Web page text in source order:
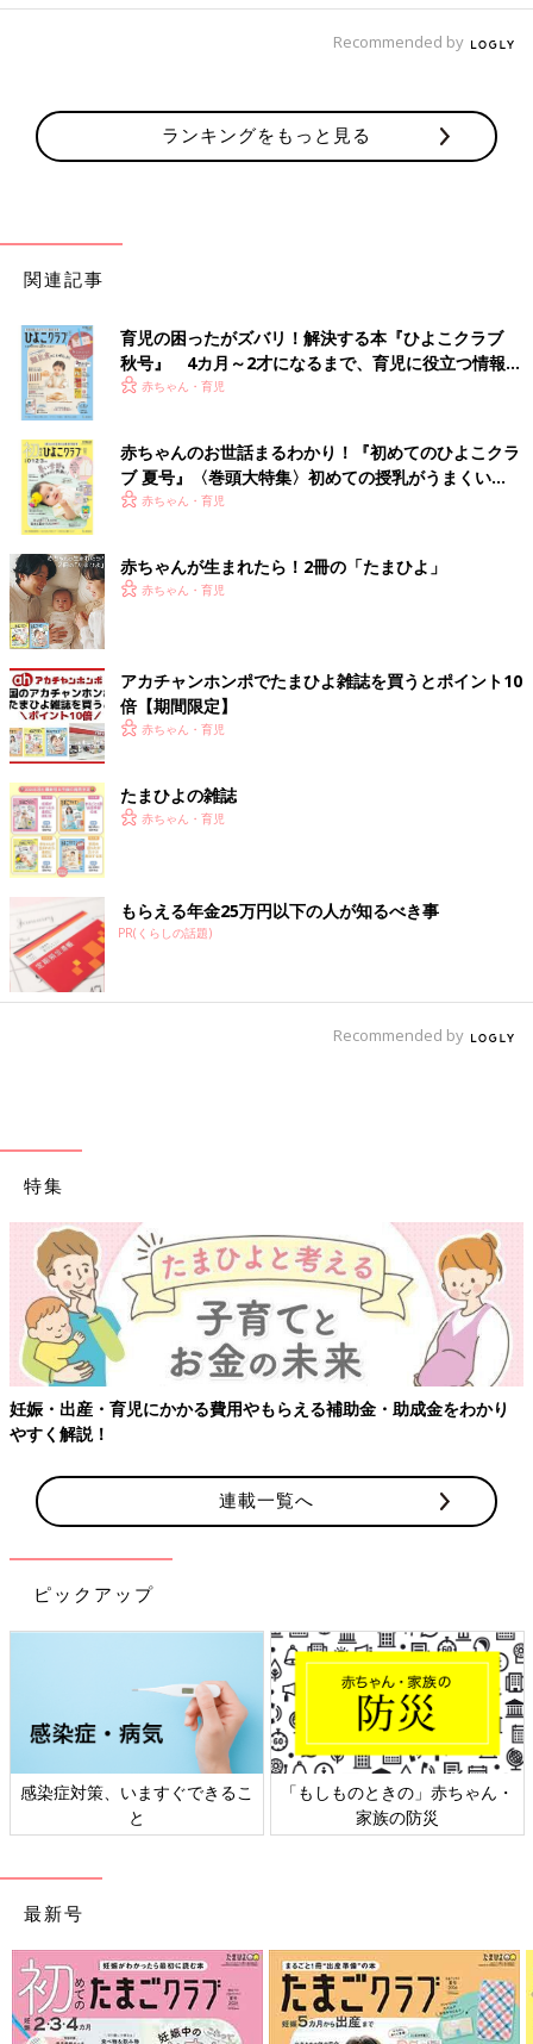
Recommended by
ランキングをもっと見る
関連記事
育児の困ったがズバリ！解決する本『ひよこクラブ
秋号』 4カ月～2才になるまで、育児に役立つ情報が
いっぱい！
赤ちゃん・育児
赤ちゃんのお世話まるわかり！『初めてのひよこクラ
ブ 夏号』〈巻頭大特集〉初めての授乳がうまくい
く！ おっぱい・ミルクの基本と夏のトラブル 解決テ
赤ちゃん・育児
赤ちゃんが生まれたら！2冊の「たまひよ」
赤ちゃん・育児
アカチャンホンポでたまひよ雑誌を買うとポイント10
倍【期間限定】
赤ちゃん・育児
たまひよの雑誌
赤ちゃん・育児
もらえる年金25万円以下の人が知るべき事
PR(くらしの話題)
Recommended by
特集
妊娠・出産・育児にかかる費用やもらえる補助金・助成金をわかり
やすく解説！
連載一覧へ
ピックアップ
感染症対策、いますぐできるこ
と
「もしものときの」赤ちゃん・
家族の防災
最新号